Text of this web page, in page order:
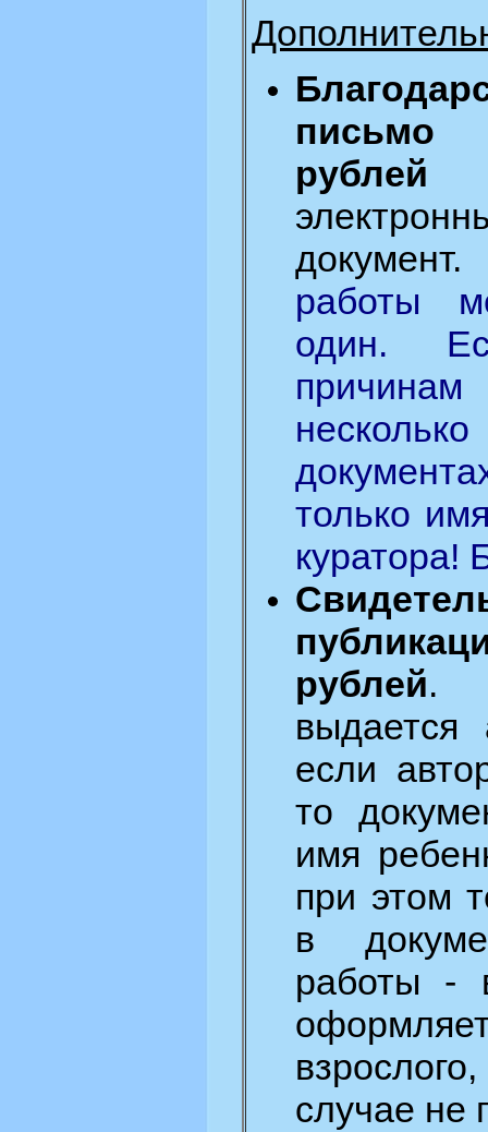
рублей
работы
один.
только
куратора!
рублей.
выдается
если
то
имя
при этом
в
работы -
случае не